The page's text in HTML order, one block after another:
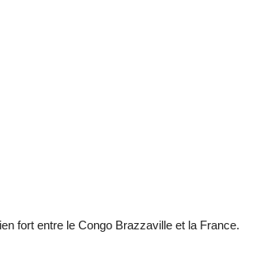
fort entre le Congo Brazzaville et la France.